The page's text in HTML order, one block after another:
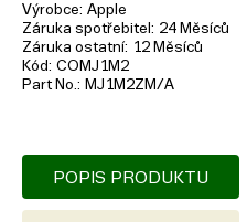
Výrobce Apple
Záruka spotřebitel
24 Měsíců
Záruka ostatní 12 Měsíců
Kód COMJ1M2
Part No.
MJ1M2ZM/A
POPIS PRODUKTU